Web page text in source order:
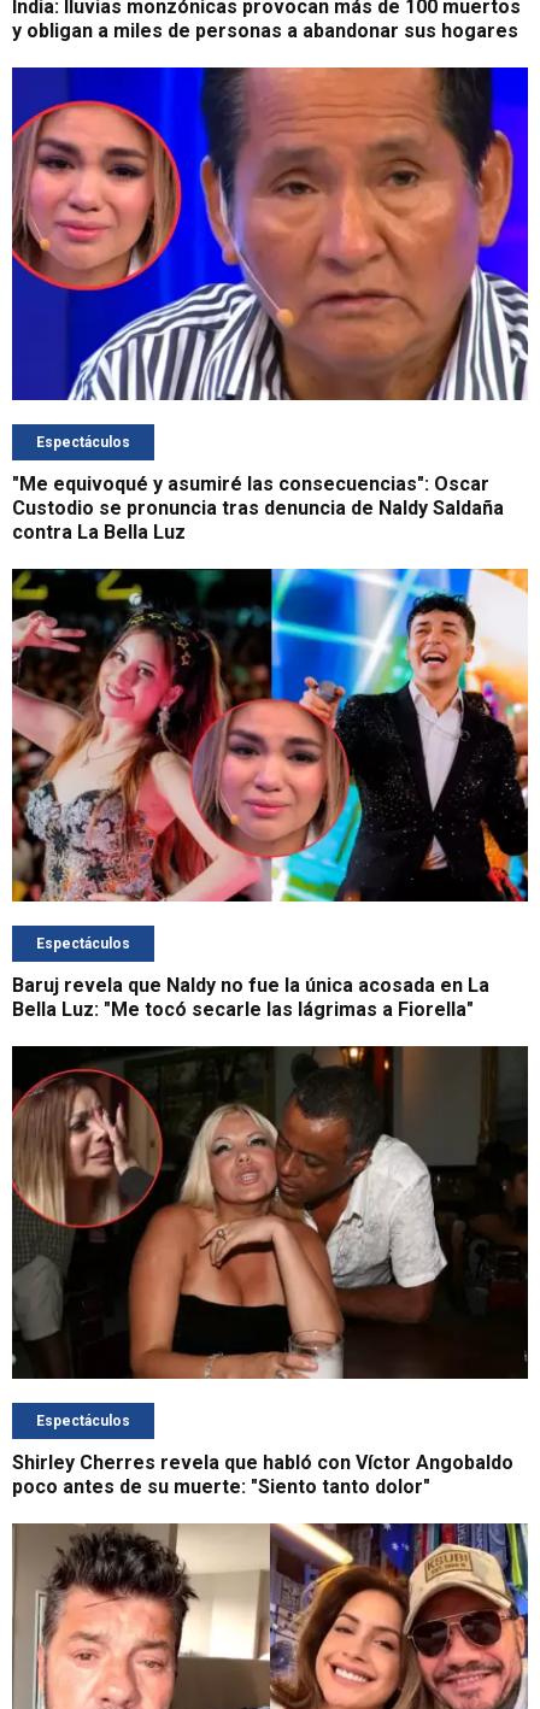
India: lluvias monzónicas provocan más de 100 muertos
y obligan a miles de personas a abandonar sus hogares
Espectáculos
"Me equivoqué y asumiré las consecuencias": Oscar
Custodio se pronuncia tras denuncia de Naldy Saldaña
contra La Bella Luz
Espectáculos
Baruj revela que Naldy no fue la única acosada en La
Bella Luz: "Me tocó secarle las lágrimas a Fiorella"
Espectáculos
Shirley Cherres revela que habló con Víctor Angobaldo
poco antes de su muerte: "Siento tanto dolor"